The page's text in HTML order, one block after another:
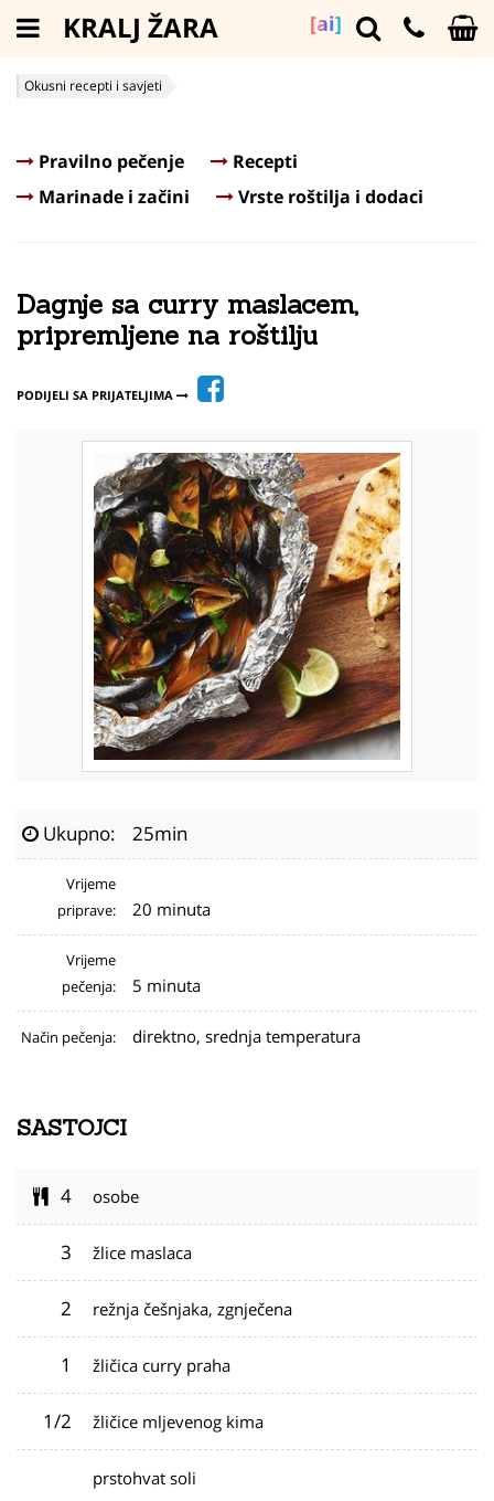
[ai]
KRALJ ŽARA
Okusni recepti i savjeti
Pravilno pečenje
Recepti
Marinade i začini
Vrste roštilja i dodaci
Dagnje sa curry maslacem,
pripremljene na roštilju
PODIJELI SA PRIJATELJIMA
Ukupno: 25min
Vrijeme
priprave:
20 minuta
Vrijeme
pečenja:
5 minuta
Način pečenja: direktno, srednja temperatura
SASTOJCI
4 osobe
3 žlice maslaca
2 režnja češnjaka, zgnječena
1 žličica curry praha
1/2 žličice mljevenog kima
prstohvat soli